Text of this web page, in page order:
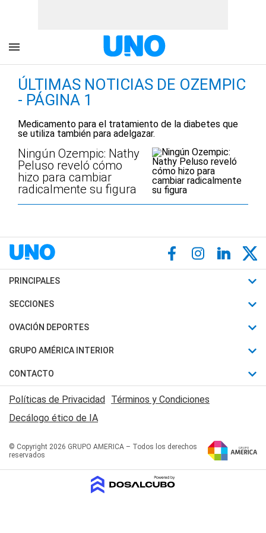
ÚLTIMAS NOTICIAS DE OZEMPIC
- PÁGINA 1
Medicamento para el tratamiento de la diabetes que
se utiliza también para adelgazar.
Ningún Ozempic: Nathy
Peluso reveló cómo
hizo para cambiar
radicalmente su figura
PRINCIPALES
Últimas Noticias
Política
Judiciales
Economia
SECCIONES
Horóscopo
Motores
Trucos caseros
Series y Películas
Edictos y Solicitadas
OVACIÓN DEPORTES
Fútbol
Mundial
Automovilismo
Rugby
Básquet
GRUPO AMÉRICA INTERIOR
Canal 7 en Vivo
San Juan 8
CONTACTO
Acerca de Nosotros
Contactanos
Políticas de Privacidad Términos y Condiciones
Decálogo ético de IA
© Copyright 2026 GRUPO AMERICA – Todos los derechos
reservados